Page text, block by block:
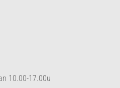
10.00-17.00u